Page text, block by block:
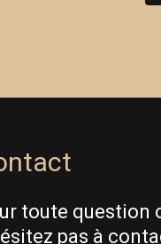
toute question
pas à